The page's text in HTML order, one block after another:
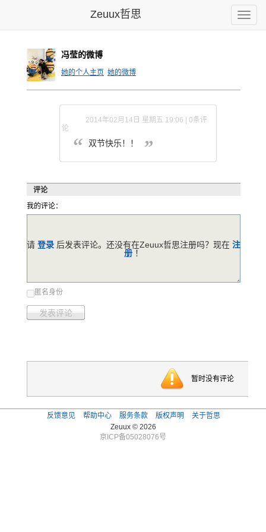
Toggle
Zeuux哲思
冯莹的微博
她的个人主页 她的微博
2014年02月14日 星期五 19:06 | 0条评
论
双节快乐！！
评论
我的评论：
匿名身份
发表评论
请 登录 后发表评论。还没有在Zeuux哲思注册吗？现在 注
册 ！
暂时没有评论
反馈意见 帮助中心 服务条款 版权声明
关于哲思
Zeuux © 2026
京ICP备05028076号